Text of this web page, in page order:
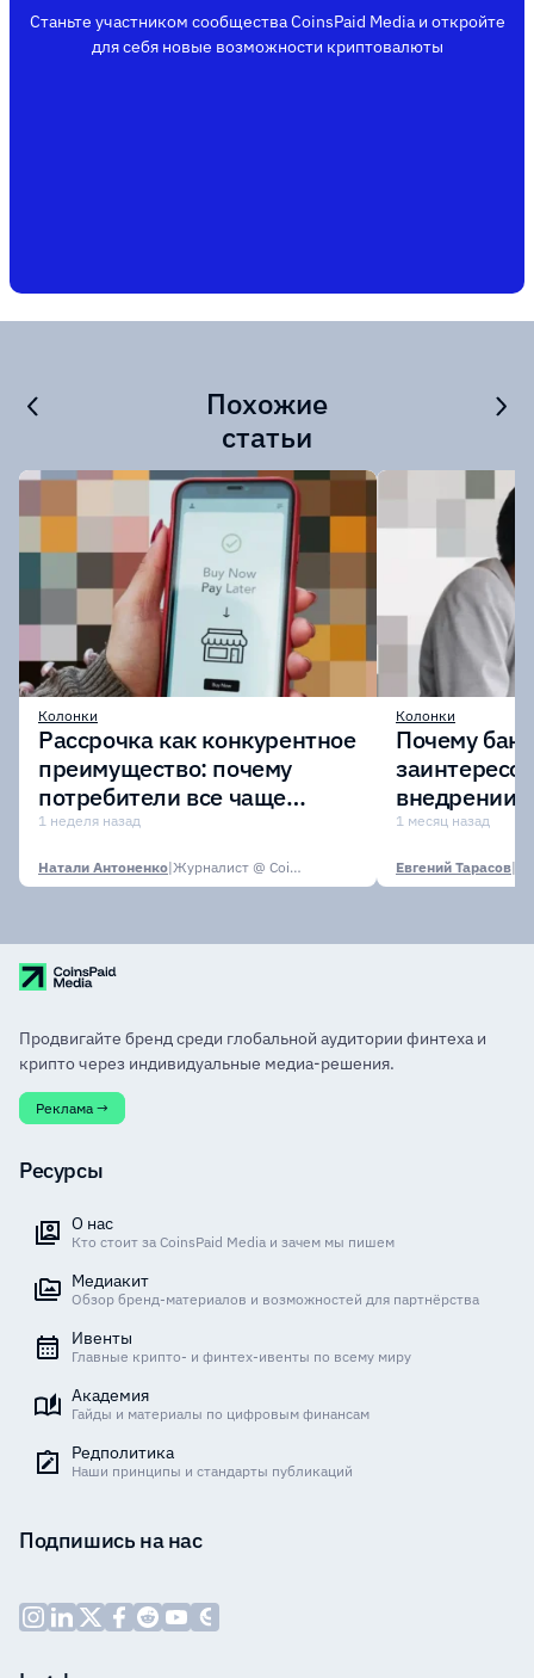
Станьте участником сообщества CoinsPaid Media и откройте
для себя новые возможности криптовалюты
Похожие
статьи
Колонки
Рассрочка как конкурентное
преимущество: почему
потребители все чаще
выбирают оплату частями?
1 неделя назад
Натали Антоненко| Журналист @ CoinsPaid Media
Колонки
Почему
внедрении
депозитов
1 месяц назад
Евгений Тарасов|
Продвигайте бренд среди глобальной аудитории финтеха и
крипто через индивидуальные медиа-решения.
Реклама →
Ресурсы
О нас
Кто стоит за CoinsPaid Media и зачем мы пишем
Медиакит
Обзор бренд-материалов и возможностей для партнёрства
Ивенты
Главные крипто- и финтех-ивенты по всему миру
Академия
Гайды и материалы по цифровым финансам
Редполитика
Наши принципы и стандарты публикаций
Подпишись на нас